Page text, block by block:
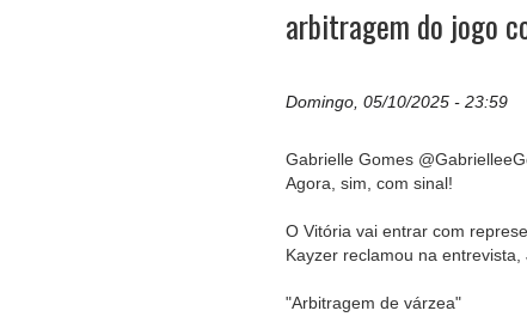
arbitragem do jogo
Domingo, 05/10/2025 - 23:59
Gabrielle Gomes
Agora, sim, com sinal!
O Vitória vai entrar com
Kayzer reclamou na
"Arbitragem de várzea"